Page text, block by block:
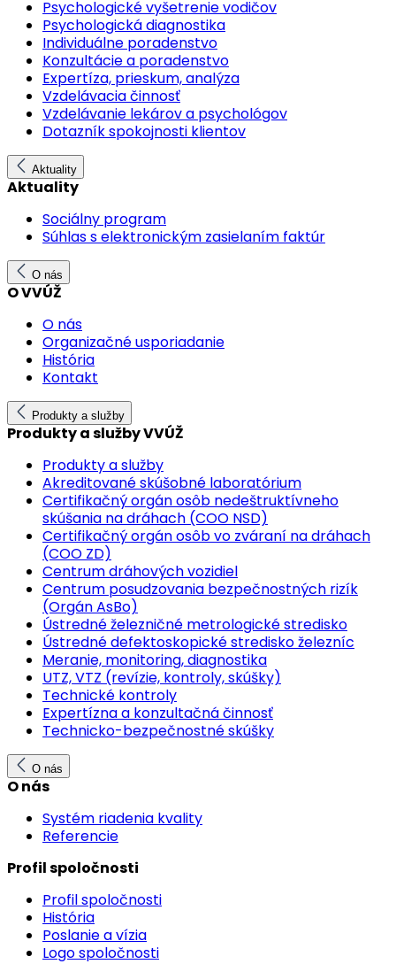
Psychologické vyšetrenie vodičov
Psychologická diagnostika
Individuálne poradenstvo
Konzultácie a poradenstvo
Expertíza, prieskum, analýza
Vzdelávacia činnosť
Vzdelávanie lekárov a psychológov
Dotazník spokojnosti klientov
Aktuality
Aktuality
Sociálny program
Súhlas s elektronickým zasielaním faktúr
O nás
O VVÚŽ
O nás
Organizačné usporiadanie
História
Kontakt
Produkty a služby
Produkty a služby VVÚŽ
Produkty a služby
Akreditované skúšobné laboratórium
Certifikačný orgán osôb nedeštruktívneho
skúšania na dráhach (COO NSD)
Certifikačný orgán osôb vo zváraní na dráhach
(COO ZD)
Centrum dráhových vozidiel
Centrum posudzovania bezpečnostných rizík
(Orgán AsBo)
Ústredné železničné metrologické stredisko
Ústredné defektoskopické stredisko železníc
Meranie, monitoring, diagnostika
UTZ, VTZ (revízie, kontroly, skúšky)
Technické kontroly
Expertízna a konzultačná činnosť
Technicko-bezpečnostné skúšky
O nás
O nás
Systém riadenia kvality
Referencie
Profil spoločnosti
Profil spoločnosti
História
Poslanie a vízia
Logo spoločnosti